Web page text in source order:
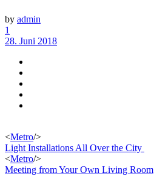
by admin
1
28. Juni 2018
<Metro/>
Light Installations All Over the City
<Metro/>
Meeting from Your Own Living Room